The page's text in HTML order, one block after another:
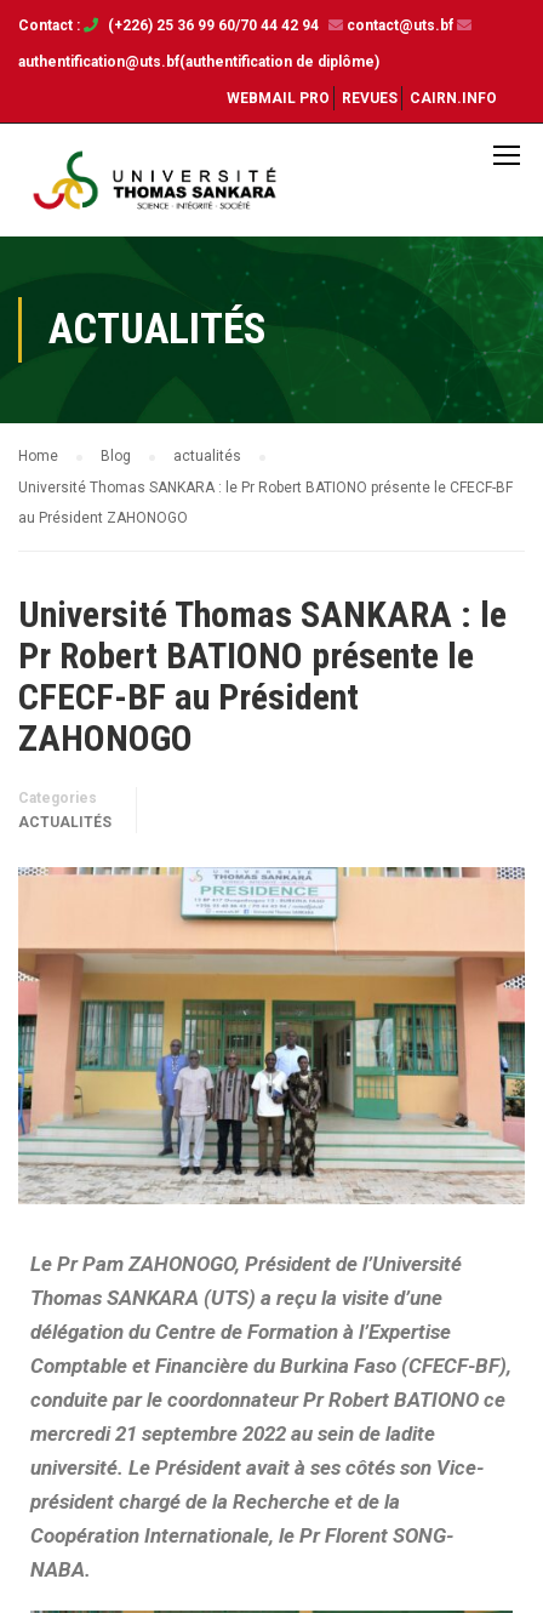
Contact : (+226) 25 36 99 60/70 44 42 94 contact@uts.bf
authentification@uts.bf(authentification de diplôme)
WEBMAIL PRO REVUES CAIRN.INFO
ACTUALITÉS
Home Blog
actualités
Université Thomas SANKARA : le Pr Robert BATIONO présente le CFECF-BF
au Président ZAHONOGO
Université Thomas SANKARA : le
Pr Robert BATIONO présente le
CFECF-BF au Président
ZAHONOGO
Categories
ACTUALITÉS
Le Pr Pam ZAHONOGO, Président de l’Université
Thomas SANKARA (UTS) a reçu la visite d’une
délégation du Centre de Formation à l’Expertise
Comptable et Financière du Burkina Faso (CFECF-BF),
conduite par le coordonnateur Pr Robert BATIONO ce
mercredi 21 septembre 2022 au sein de ladite
université. Le Président avait à ses côtés son Vice-
président chargé de la Recherche et de la
Coopération Internationale, le Pr Florent SONG-
NABA.